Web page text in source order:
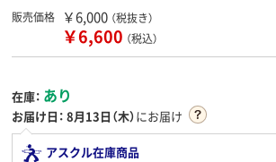
販売価格 ￥6,000 （税抜き）
￥6,600 （税込）
在庫： あり
お届け日： 8月13日（木）にお届け
アスクル在庫商品